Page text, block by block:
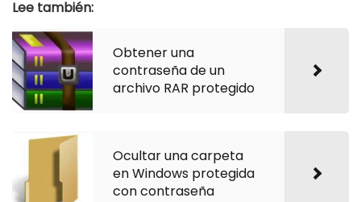
Lee también:
Obtener una
contraseña de un
archivo RAR protegido
Ocultar una carpeta
en Windows protegida
con contraseña